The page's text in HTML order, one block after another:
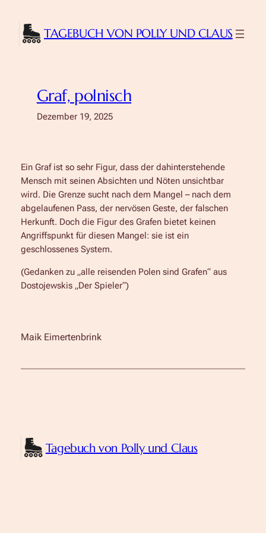
Inhalt
springen TAGEBUCH VON POLLY UND CLAUS
Graf, polnisch
Dezember 19, 2025
Ein Graf ist so sehr Figur, dass der dahinterstehende
Mensch mit seinen Absichten und Nöten unsichtbar
wird. Die Grenze sucht nach dem Mangel – nach dem
abgelaufenen Pass, der nervösen Geste, der falschen
Herkunft. Doch die Figur des Grafen bietet keinen
Angriffspunkt für diesen Mangel: sie ist ein
geschlossenes System.
(Gedanken zu „alle reisenden Polen sind Grafen“ aus
Dostojewskis „Der Spieler“)
Maik Eimertenbrink
Tagebuch von Polly und Claus